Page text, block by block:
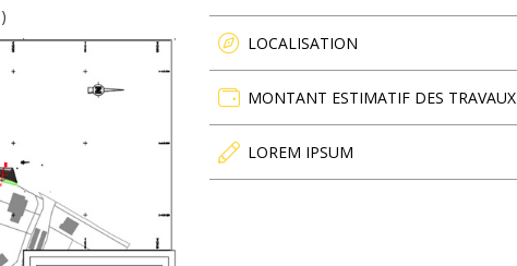
LOCALISATION
MONTANT ESTIMATIF DES TRAVAUX
LOREM IPSUM